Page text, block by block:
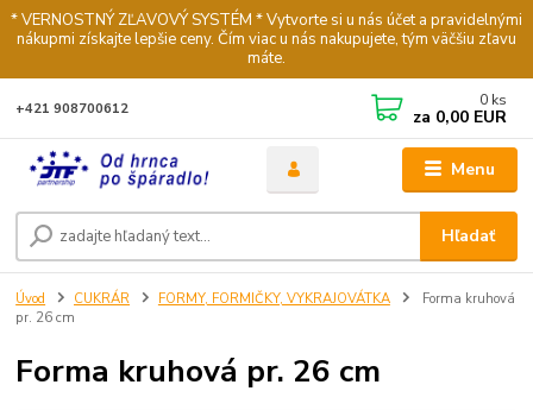
* VERNOSTNÝ ZĽAVOVÝ SYSTÉM * Vytvorte si u nás účet a pravidelnými
nákupmi získajte lepšie ceny. Čím viac u nás nakupujete, tým väčšiu zľavu
máte.
Menu
Hľadať
+421 908700612 0 ks
za 0,00 EUR
Úvod CUKRÁR FORMY, FORMIČKY, VYKRAJOVÁTKA
Forma kruhová
pr. 26 cm
Forma kruhová pr. 26 cm